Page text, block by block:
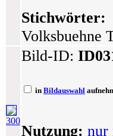
Stichwörter:
Volksbuehne
300
Bild-ID:
in Bildauswahl
Nutzung: nur